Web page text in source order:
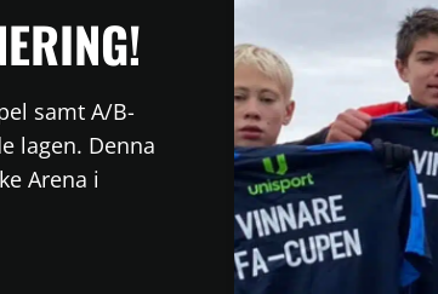
samt A/B-
lagen. Denna
Arena i